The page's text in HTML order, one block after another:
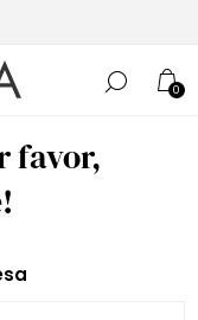
0
favor,